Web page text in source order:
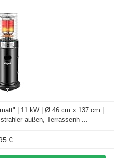
| 11 kW | Ø 46 cm x 137 cm |
außen, Terrassenh ...
€